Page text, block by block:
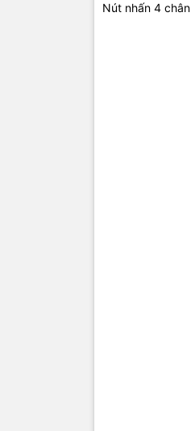
Nút nhấn 4 chân